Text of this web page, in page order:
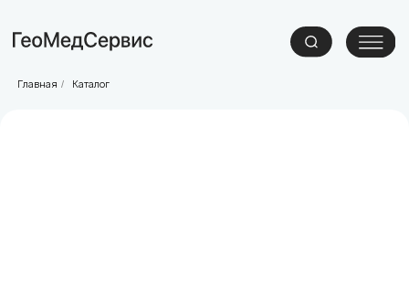
Главная Каталог